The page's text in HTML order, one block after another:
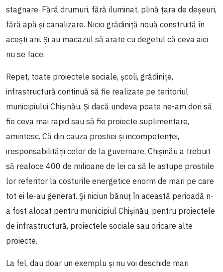
stagnare. Fără drumuri, fără iluminat, plină țara de deșeuri,
fără apă și canalizare. Nicio grădiniță nouă construită în
acești ani. Și au macazul să arate cu degetul că ceva aici
nu se face.
Repet, toate proiectele sociale, școli, grădinițe,
infrastructură continuă să fie realizate pe teritoriul
municipiului Chișinău. Și dacă undeva poate ne-am dori să
fie ceva mai rapid sau să fie proiecte suplimentare,
amintesc. Că din cauza prostiei și incompetenței,
iresponsabilității celor de la guvernare, Chișinău a trebuit
să realoce 400 de milioane de lei ca să le astupe prostiile
lor referitor la costurile energetice enorm de mari pe care
tot ei le-au generat. Și niciun bănuț în această perioadă n-
a fost alocat pentru municipiul Chișinău, pentru proiectele
de infrastructură, proiectele sociale sau oricare alte
proiecte.
La fel, dau doar un exemplu și nu voi deschide mari